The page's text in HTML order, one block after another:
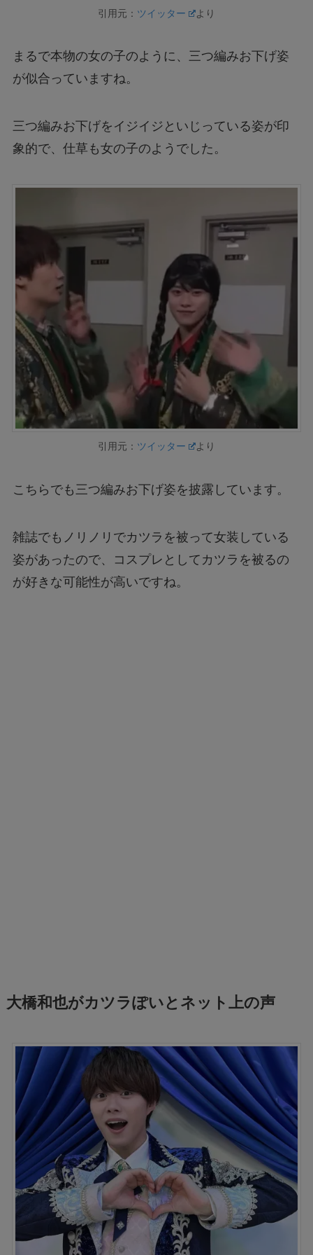
引用元： ツイッター より
まるで本物の女の子のように、三つ編みお下げ姿
が似合っていますね。
三つ編みお下げをイジイジといじっている姿が印
象的で、仕草も女の子のようでした。
引用元： ツイッター より
こちらでも三つ編みお下げ姿を披露しています。
雑誌でもノリノリでカツラを被って女装している
姿があったので、コスプレとしてカツラを被るの
が好きな可能性が高いですね。
大橋和也がカツラぽいとネット上の声